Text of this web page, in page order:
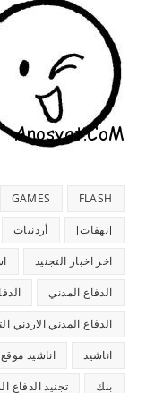
FLASH
GAMES
[نهفات] أردنيات
اخر اخبار التجنيد
الدفاع المدني
الدفاع المدني الاردني
اناشيد اناشيد
بنك تجنيد الدفاع